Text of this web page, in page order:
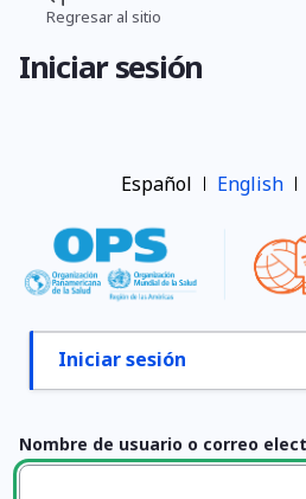
Pasar
contenido
Ruta
de
Regresar al sitio
Iniciar sesión
Español English
Primary
Iniciar sesión
Nombre de usuario o correo